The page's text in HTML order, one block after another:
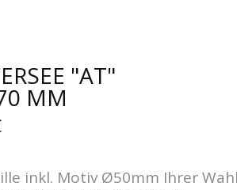
"AT"
MM
inkl. Motiv Ø50mm Ihrer